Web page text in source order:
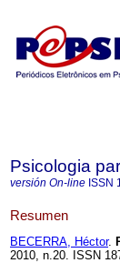
Psicologia
versión On-line ISSN
Resumen
BECERRA, Héctor.
2010, n.20. ISSN